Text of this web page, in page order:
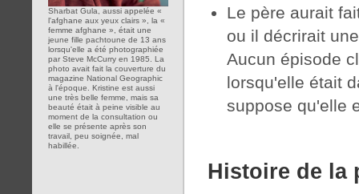
Sharbat Gula, aussi appelée «
l'afghane aux yeux clairs », la «
femme afghane », était une
jeune fille pachtoune de 13 ans
lorsqu'elle a été photographiée
par Steve McCurry en 1985. La
photo avait fait la couverture du
magazine National Geographic
à l'époque. Kristine est aussi
une très belle femme, mais sa
beauté était à peine visible au
moment de la consultation ou
elle se présente après son
travail, peu soignée, mal
habillée.
Le père aurait
ou il décrirait
Aucun épisode
lorsqu'elle était
suppose qu'elle
Histoire de la